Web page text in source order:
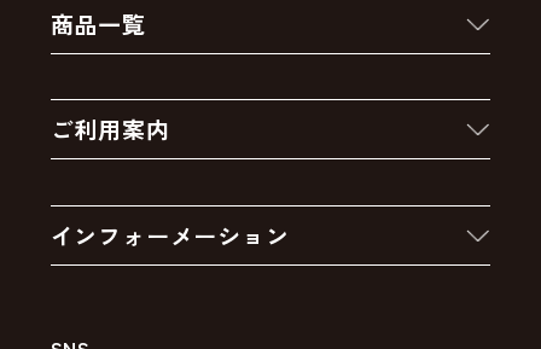
商品一覧
クーポン
卸販売・大量注文
アウトレットセール
ご利用案内
お支払いについて
インフォーメーション